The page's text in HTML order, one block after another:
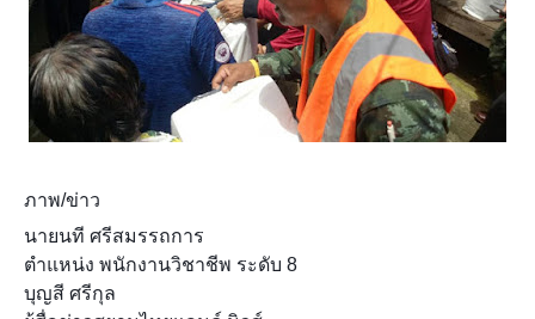
ภาพ/ข่าว
นายนที ศรีสมรรถการ
ตำแหน่ง พนักงานวิชาชีพ ระดับ 8
บุญสี ศรีกุล